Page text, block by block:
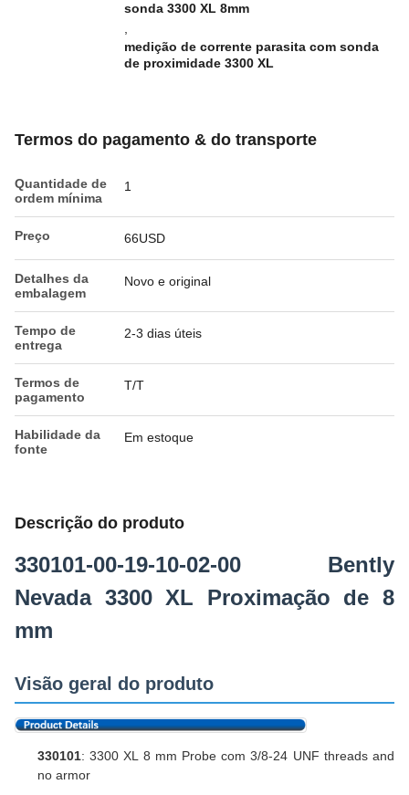
sonda 3300 XL 8mm
medição de corrente parasita com sonda
de proximidade 3300 XL
Termos do pagamento & do transporte
Quantidade de
ordem mínima
1
Preço 66USD
Detalhes da
embalagem
Novo e original
Tempo de
entrega
2-3 dias úteis
Termos de
pagamento
T/T
Habilidade da
fonte
Em estoque
Descrição do produto
330101-00-19-10-02-00 Bently
Nevada 3300 XL Proximação de 8
mm
Visão geral do produto
330101: 3300 XL 8 mm Probe com 3/8-24 UNF threads and
no armor